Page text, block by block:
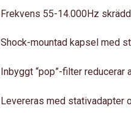
Frekvens 55-14.000Hz
Shock-mountad kapsel med
Inbyggt “pop”-filter reducerar
Levereras med stativadapter